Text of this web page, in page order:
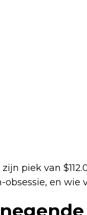
piek van
en wie